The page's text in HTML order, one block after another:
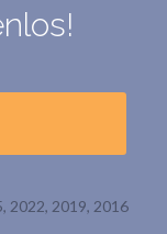
2022, 2019, 2016